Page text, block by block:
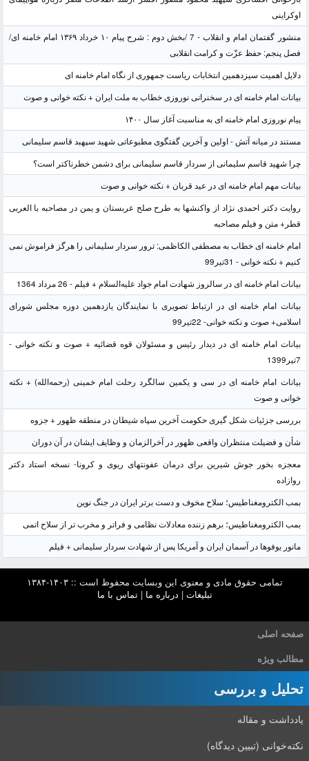
اوکراینی
منشور گفتمان امام و انقلاب - 7 /بخش دوم : شرح پیام ۱۰ خرداد ۱۳۶۹ امام خامنه ای/
فصل پنجم: حفظ عزّت و کرامت انقلابی
دلایل اهمیت سیزدهمین انتخابات ریاست جمهوری از نگاه امام خامنه ای
بیانات امام خامنه ای در سخنرانی نوروزی خطاب به ملت ایران + نکته خوانی و صوت
پیام نوروزی امام خامنه ای به مناسبت آغاز سال ۱۴۰۰
مستند در میانه آتش - اولین و آخرین گفتگوی مطبوعاتی شهید سپهبد قاسم سلیمانی
چرا شهید قاسم سلیمانی از سردار قاسم سلیمانی برای دشمن خطرناکتر است؟
بیانات مهم امام خامنه ای در عید قربان + نکته خوانی و صوت
روایت دکتر احمدی نژاد از واکنشها به طرح صلح عربستان و یمن در مصاحبه با العربی
قطر+ متن و فیلم مصاحبه
امام خامنه ای خطاب به مصطفی الکاظمی: ترور سردار سلیمانی را هرگز فراموش نمی
کنیم + نکته خوانی - 31تیر99
بیانات امام خامنه ای در سالروز شهادت امام جواد علیه‌السلام + فیلم - 26 مرداد 1364
بیانات امام خامنه ای در ارتباط تصویری با نمایندگان یازدهمین دوره مجلس شورای
اسلامی+ صوت و نکته خوانی- 22تیر99
بیانات امام خامنه ای در دیدار رئیس و مسئولان قوه قضائیه + صوت و نکته خوانی -
7تیر1399
بیانات امام خامنه ای در سی و یکمین سالگرد رحلت امام خمینی (رحمه‌الله) + نکته
خوانی و صوت
بررسی جزئیات شکل گیری حکومت آخرین سپاه شیطان در منطقه ظهور + جزوه
شأن و فضیلت منتظران واقعی ظهور در آخرالزمان و وظایف ایشان در آن دوران
معجزه بخور جوش شیرین برای درمان عفونتهای ریوی و کرونا- نسخه استاد دکتر
روازاده
بمب الکترومغناطیس؛ سلاح مخوف و دست برتر ایران در جنگ نوین
بمب الکترومغناطیس؛ برهم زننده معادلات نظامی و فراتر و مخرب تر از سلاح اتمی
مانور یوفوها در آسمان ایران و آمریکا پس از شهادت سردار سلیمانی + فیلم
تمامی حقوق مادی و معنوی این وبسایت محفوظ است :: ۱۴۰۳-۱۳۸۴
تبلیغات | درباره ما |تماس با ما
صفحه اصلی
مطالب ویژه
تحلیل و بررسی
یادداشت و مقاله
نکته‌خوانی (تبیین دیدگاه)